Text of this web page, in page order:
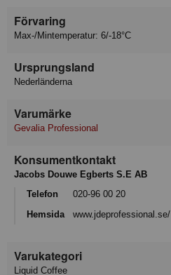
Förvaring
Max-/Mintemperatur: 6/-18°C
Ursprungsland
Nederländerna
Varumärke
Gevalia Professional
Konsumentkontakt
Jacobs Douwe Egberts S.E AB
Telefon
020-96 00 20
Hemsida
www.jdeprofessional.se/
Varukategori
Liquid Coffee